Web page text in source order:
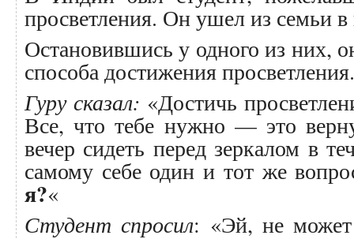
просветления. Он ушел из семьи в
Остановившись у одного из них,
способа достижения просветления.
Гуру сказал: «Достичь
Все, что тебе нужно — это
вечер сидеть перед зеркалом в
самому себе один и тот же
я?«
Студент спросил: «Эй, не